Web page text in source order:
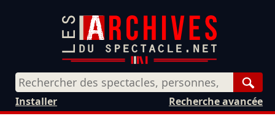
Recherche avancée
Installer